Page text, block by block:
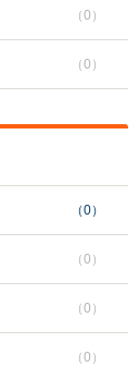
（0 ）
（0 ）
（0）
（0 ）
（0 ）
（0 ）